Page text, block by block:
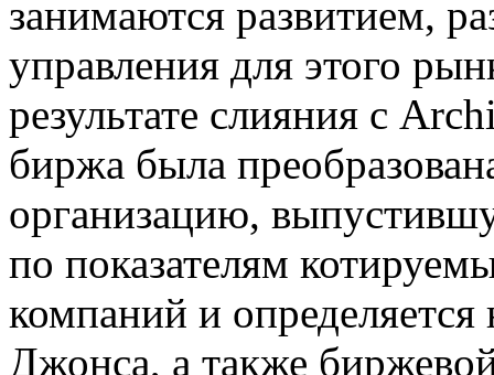
занимаются развитием,
управления для этого
результате слияния с
биржа была
организацию,
по показателям
компаний и
Джонса, а также